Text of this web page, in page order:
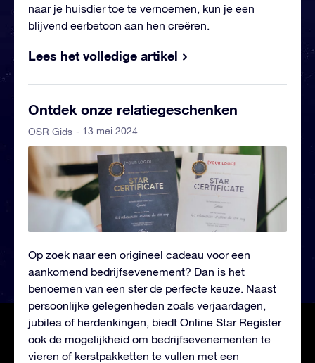
naar je huisdier toe te vernoemen, kun je een
blijvend eerbetoon aan hen creëren.
Lees het volledige artikel
Ontdek onze relatiegeschenken
OSR Gids - 13 mei 2024
Op zoek naar een origineel cadeau voor een
aankomend bedrijfsevenement? Dan is het
benoemen van een ster de perfecte keuze. Naast
persoonlijke gelegenheden zoals verjaardagen,
jubilea of herdenkingen, biedt Online Star Register
ook de mogelijkheid om bedrijfsevenementen te
vieren of kerstpakketten te vullen met een